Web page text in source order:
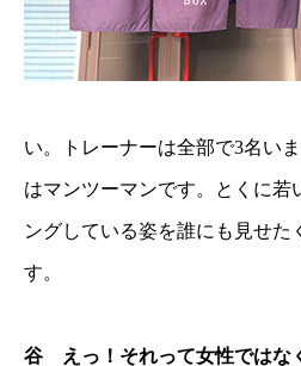
い。トレーナーは全部で3名い
はマンツーマンです。とくに若
ングしている姿を誰にも見せた
す。
谷 えっ！それって女性ではな